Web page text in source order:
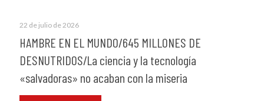
22 de julio de 2026
HAMBRE EN EL MUNDO/645 MILLONES DE
DESNUTRIDOS/La ciencia y la tecnología
«salvadoras» no acaban con la miseria